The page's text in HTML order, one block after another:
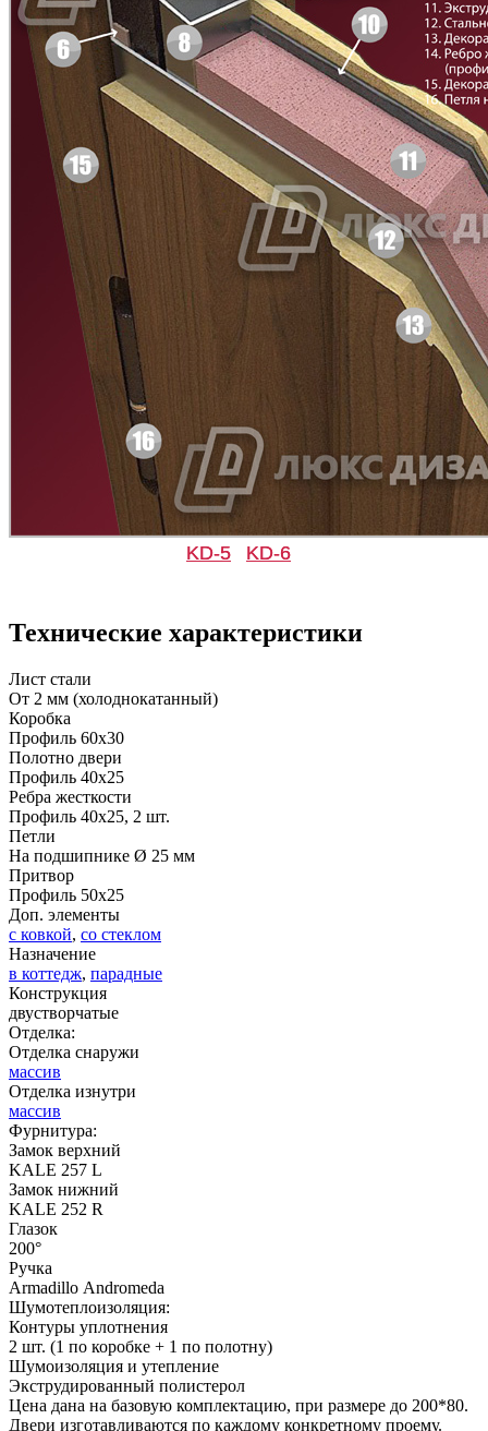
Д-36 СС
Д-37 Н Д-43 30
ДНТ
ДУБ БЕЛЁНЫЙ
KD-5 KD-6
Технические характеристики
Лист стали
От 2 мм (холоднокатанный)
Коробка
Профиль 60х30
Полотно двери
Профиль 40х25
Ребра жесткости
Профиль 40х25, 2 шт.
Петли
На подшипнике Ø 25 мм
Притвор
Профиль 50х25
Доп. элементы
с ковкой, со стеклом
Назначение
в коттедж, парадные
Конструкция
двустворчатые
Отделка:
Отделка снаружи
массив
Отделка изнутри
массив
Фурнитура:
Замок верхний
KALE 257 L
Замок нижний
KALE 252 R
Глазок
200°
Ручка
Armadillo Аndromeda
Шумотеплоизоляция:
Контуры уплотнения
2 шт. (1 по коробке + 1 по полотну)
Шумоизоляция и утепление
Экструдированный полистерол
Цена дана на базовую комплектацию, при размере до 200*80.
Двери изготавливаются по каждому конкретному проему.